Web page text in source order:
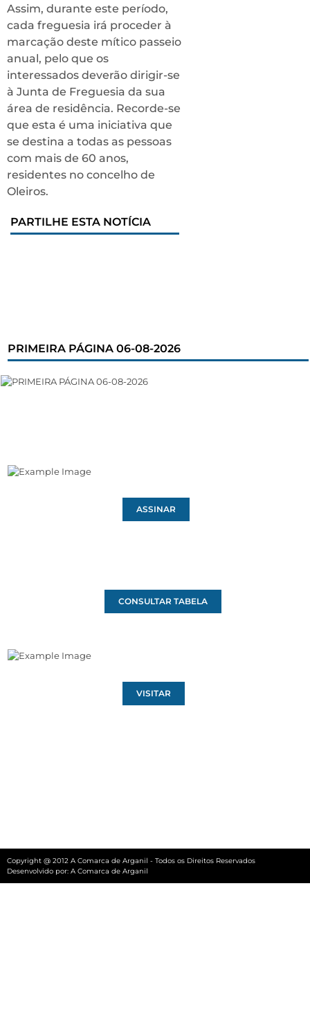
Assim, durante este período,
cada freguesia irá proceder à
marcação deste mítico passeio
anual, pelo que os
interessados deverão dirigir-se
à Junta de Freguesia da sua
área de residência. Recorde-se
que esta é uma iniciativa que
se destina a todas as pessoas
com mais de 60 anos,
residentes no concelho de
Oleiros.
PARTILHE ESTA NOTÍCIA
PRIMEIRA PÁGINA 06-08-2026
ASSINAR
CONSULTAR TABELA
VISITAR
Copyright @ 2012 A Comarca de Arganil - Todos os Direitos Reservados
Desenvolvido por: A Comarca de Arganil